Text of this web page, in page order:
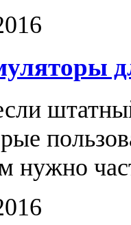
нужно